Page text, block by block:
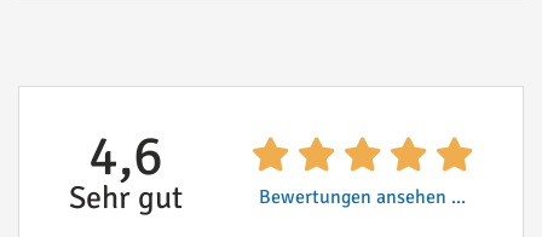
4,6
Sehr gut Bewertungen ansehen ...